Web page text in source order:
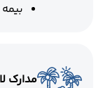
مدارک